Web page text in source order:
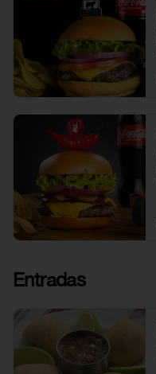
Entradas